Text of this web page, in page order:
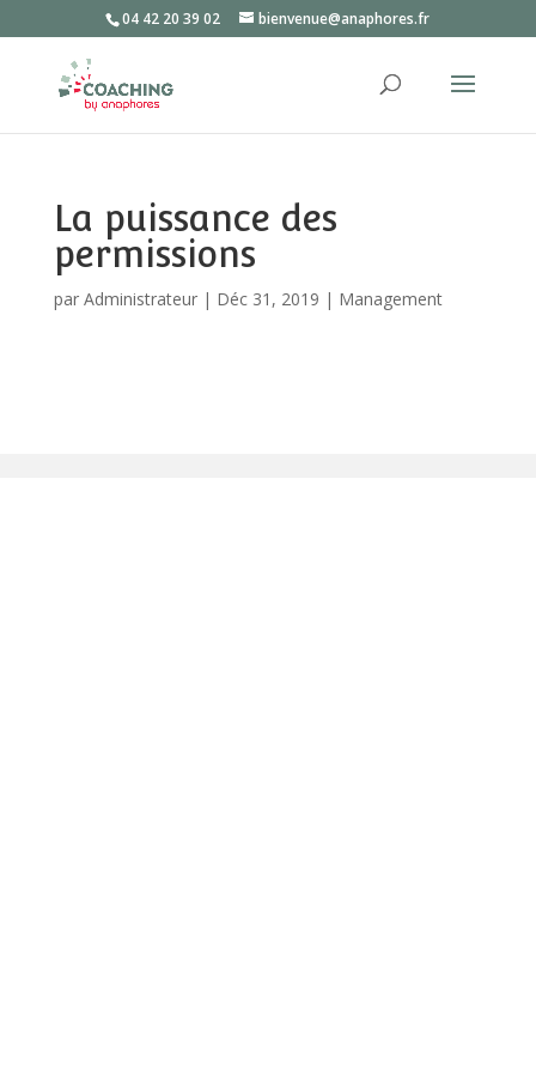
04 42 20 39 02 bienvenue@anaphores.fr
La puissance des
permissions
par Administrateur| Déc 31, 2019 | Management